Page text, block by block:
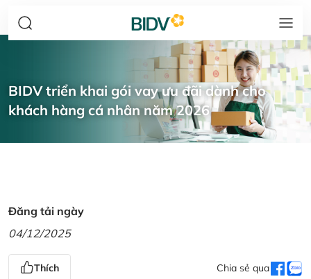
BIDV triển khai gói vay ưu đãi dành cho
khách hàng cá nhân năm 2026
Đăng tải ngày
04/12/2025
Thích Chia sẻ qua